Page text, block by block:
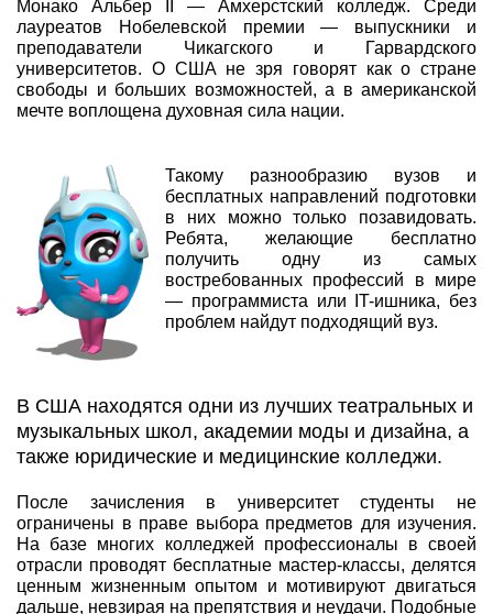
Монако Альбер II — Амхерстский колледж. Среди
лауреатов Нобелевской премии — выпускники и
преподаватели Чикагского и Гарвардского
университетов. О США не зря говорят как о стране
свободы и больших возможностей, а в американской
мечте воплощена духовная сила нации.
Такому разнообразию вузов и
бесплатных направлений подготовки
в них можно только позавидовать.
Ребята, желающие бесплатно
получить одну из самых
востребованных профессий в мире
— программиста или IT-ишника, без
проблем найдут подходящий вуз.
В США находятся одни из лучших театральных и
музыкальных школ, академии моды и дизайна, а
также юридические и медицинские колледжи.
После зачисления в университет студенты не
ограничены в праве выбора предметов для изучения.
На базе многих колледжей профессионалы в своей
отрасли проводят бесплатные мастер-классы, делятся
ценным жизненным опытом и мотивируют двигаться
дальше, невзирая на препятствия и неудачи. Подобные